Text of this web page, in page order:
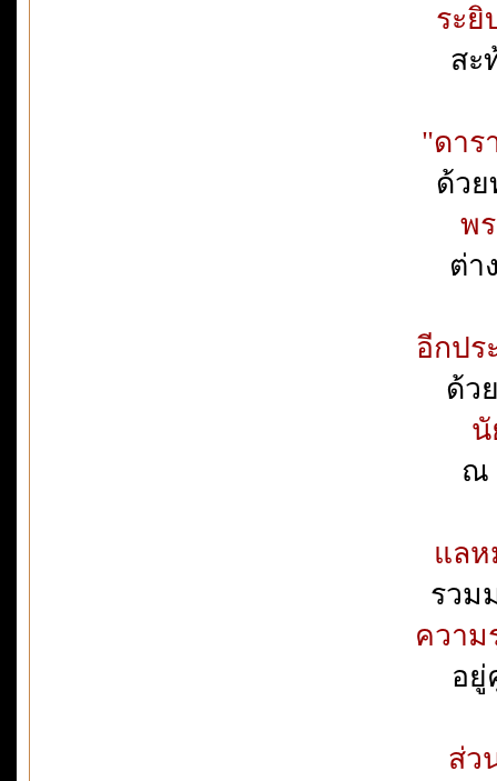
ระยิ
สะ
"ดาร
ด้ว
พ
ต่า
อีกปร
ด้ว
นั
ณ
แลห
รวม
ความ
อยู่
ส่ว